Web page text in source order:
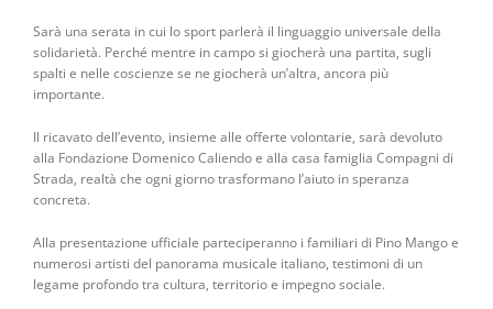
Sarà una serata in cui lo sport parlerà il linguaggio universale della
solidarietà. Perché mentre in campo si giocherà una partita, sugli
spalti e nelle coscienze se ne giocherà un’altra, ancora più
importante.
Il ricavato dell’evento, insieme alle offerte volontarie, sarà devoluto
alla Fondazione Domenico Caliendo e alla casa famiglia Compagni di
Strada, realtà che ogni giorno trasformano l’aiuto in speranza
concreta.
Alla presentazione ufficiale parteciperanno i familiari di Pino Mango e
numerosi artisti del panorama musicale italiano, testimoni di un
legame profondo tra cultura, territorio e impegno sociale.